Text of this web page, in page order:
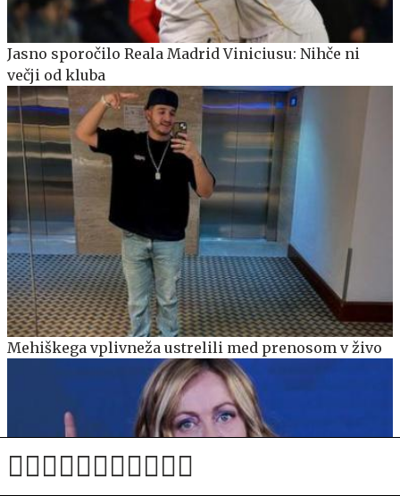
Jasno sporočilo Reala Madrid Viniciusu: Nihče ni
večji od kluba
Mehiškega vplivneža ustrelili med prenosom v živo